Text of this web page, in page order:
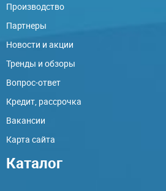
Производство
Партнеры
Новости и акции
Тренды и обзоры
Вопрос-ответ
Кредит, рассрочка
Вакансии
Карта сайта
Каталог